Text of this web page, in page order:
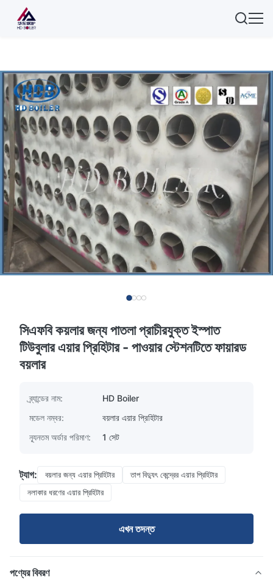
সিএফবি কয়লার জন্য পাতলা প্রাচীরযুক্ত ইস্পাত
টিউবুলার এয়ার প্রিহিটার - পাওয়ার স্টেশনটিতে ফায়ারড
বয়লার
ব্র্যান্ডের নাম:
HD Boiler
মডেল নম্বর:
বয়লার এয়ার প্রিহিটার
ন্যূনতম অর্ডার পরিমাণ:
1 সেট
ট্যাগ: বয়লার জন্য এয়ার প্রিহিটার
তাপ বিদ্যুৎ কেন্দ্রের এয়ার প্রিহিটার
নলাকার ধরণের এয়ার প্রিহিটার
এখন তদন্ত
পণ্যের বিবরণ